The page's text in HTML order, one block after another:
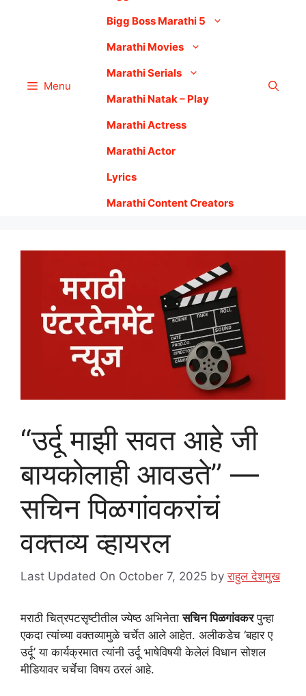
Menu
Bigg Boss Marathi 5
Marathi Movies
Marathi Serials
Marathi Natak – Play
Marathi Actress
Marathi Actor
Lyrics
Marathi Content Creators
“उर्दू माझी सवत आहे जी
बायकोलाही आवडते” —
सचिन पिळगांवकरांचं
वक्तव्य व्हायरल
Last Updated On October 7, 2025 byराहुल देशमुख
मराठी चित्रपटसृष्टीतील ज्येष्ठ अभिनेतासचिन पिळगांवकरपुन्हा
एकदा त्यांच्या वक्तव्यामुळे चर्चेत आले आहेत. अलीकडेच ‘बहार ए
उर्दू’ या कार्यक्रमात त्यांनी उर्दू भाषेविषयी केलेलं विधान सोशल
मीडियावर चर्चेचा विषय ठरलं आहे.